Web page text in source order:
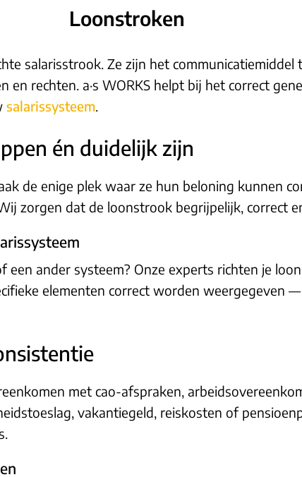
Loonstroken
salarisstrook. Ze zijn het communicatiemiddel
rechten. a·s WORKS helpt bij het correct
salarissysteem.
én duidelijk zijn
de enige plek waar ze hun beloning kunnen
zorgen dat de loonstrook begrijpelijk, correct
een ander systeem? Onze experts richten je
elementen correct worden weergegeven
met cao-afspraken,
vakantiegeld, reiskosten of